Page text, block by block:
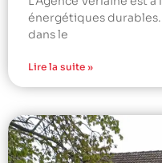
énergétiques
dans le
Lire la suite »